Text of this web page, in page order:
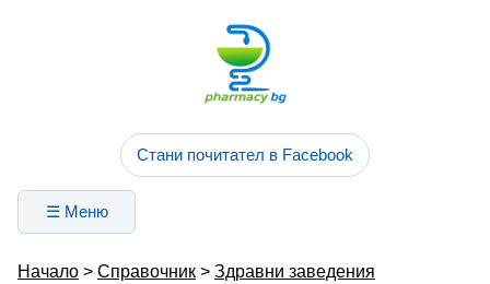
Стани почитател в Facebook
☰ Меню
Начало > Справочник > Здравни заведения